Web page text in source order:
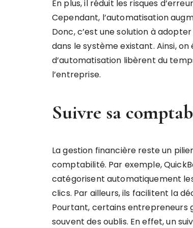
En plus, il réduit les risques
Cependant, l’automatisation
Donc, c’est une solution à
dans le système existant. Ainsi,
d’automatisation libèrent du
l’entreprise.
Suivre sa
La gestion financière reste un
comptabilité. Par exemple,
catégorisent automatiquement
clics. Par ailleurs, ils facilitent la
Pourtant, certains entrepreneurs
souvent des oublis. En effet, un